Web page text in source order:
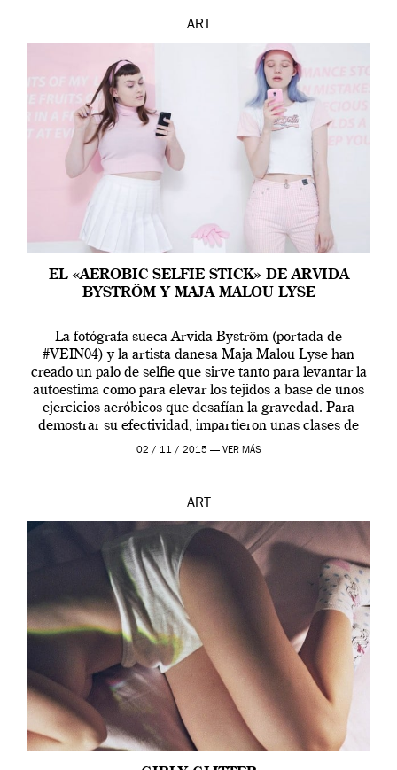
ART
EL «AEROBIC SELFIE STICK» DE ARVIDA
BYSTRÖM Y MAJA MALOU LYSE
La fotógrafa sueca Arvida Byström (portada de
#VEIN04) y la artista danesa Maja Malou Lyse han
creado un palo de selfie que sirve tanto para levantar la
autoestima como para elevar los tejidos a base de unos
ejercicios aeróbicos que desafían la gravedad. Para
demostrar su efectividad, impartieron unas clases de
prueba en el Tate […]
02 / 11 / 2015 — VER MÁS
ART